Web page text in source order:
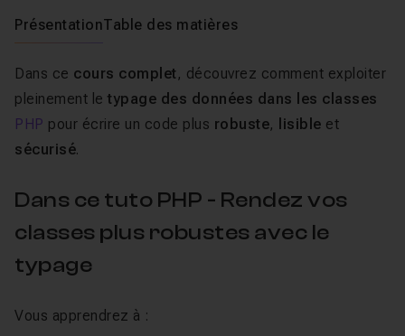
PrésentationTable des matières
Dans ce cours complet , découvrez comment exploiter
pleinement le typage des données dans les classes
PHP pour écrire un code plus robuste, lisible et
sécurisé.
Dans ce tuto PHP - Rendez vos
classes plus robustes avec le
typage
Vous apprendrez à :